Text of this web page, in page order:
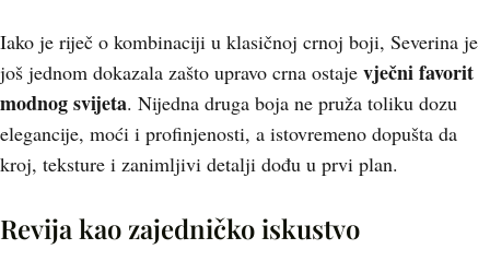
Iako je riječ o kombinaciji u klasičnoj crnoj boji, Severina je
još jednom dokazala zašto upravo crna ostaje vječni favorit
modnog svijeta. Nijedna druga boja ne pruža toliku dozu
elegancije, moći i profinjenosti, a istovremeno dopušta da
kroj, teksture i zanimljivi detalji dođu u prvi plan.
Revija kao zajedničko iskustvo